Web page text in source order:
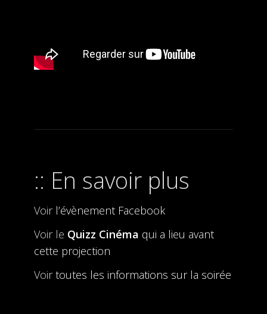
En savoir plus
Voir l’évènement Facebook
Voir le Quizz Cinéma qui a lieu avant
cette projection
Voirtoutes les informations sur la soirée